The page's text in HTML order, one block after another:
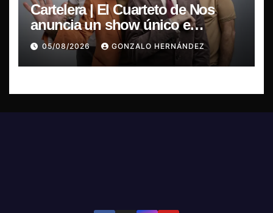
Cartelera | El Cuarteto de Nos
anuncia un show único e
irrepetible en el Movistar Arena
05/08/2026 GONZALO HERNÁNDEZ